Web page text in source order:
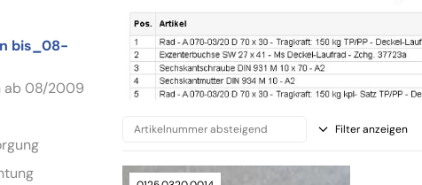
bis_08-
ab 08/2009
Filter anzeigen